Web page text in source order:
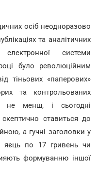
осіб неодноразово
та аналітичних
системи
було революційним
тіньових «паперових»
та контрольованих
не менш, і сьогодні
скептично ставиться до
а гучні заголовки у
яєць по 17 гривень чи
формуванню іншої